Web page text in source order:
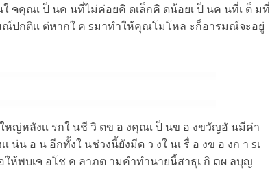
ຈคุณเ ป็ นค นที่ไม่ค่อยคิ ดเล็กคิ ดน้อยเ ป็ นค นที่เ ต็ มที่
ณ์ปกติเเ ต่หากใ ค sมาทำให้คุณโมโหล ะก็อารมณ์จะอยู่
ญ่หลังเเ รกใ นชี วิ ตข อ งคุณเ ป็ นข อ งขวัญอั นมีค่า
น่น อ น อีกทั้งใ นช่วงนี้ยังมีด ว งใ นเ รื่ อ งข อ งก า sเ
ให้พบเຈ อโช ค ลาภต ามคำทำนายนี้สาธุเ กิ ດผ ลบุญ